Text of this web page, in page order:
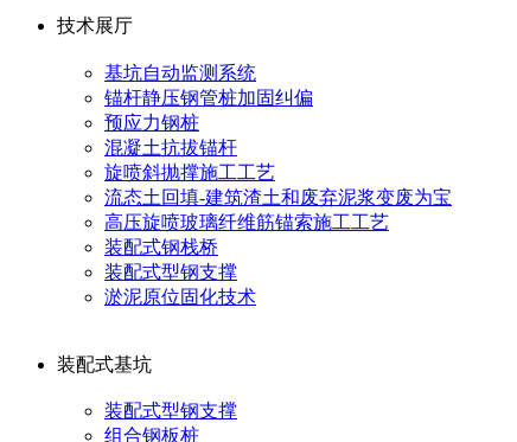
技术展厅
基坑自动监测系统
锚杆静压钢管桩加固纠偏
预应力钢桩
混凝土抗拔锚杆
旋喷斜抛撑施工工艺
流态土回填-建筑渣土和废弃泥浆变废为宝
高压旋喷玻璃纤维筋锚索施工工艺
装配式钢栈桥
装配式型钢支撑
淤泥原位固化技术
装配式基坑
装配式型钢支撑
组合钢板桩